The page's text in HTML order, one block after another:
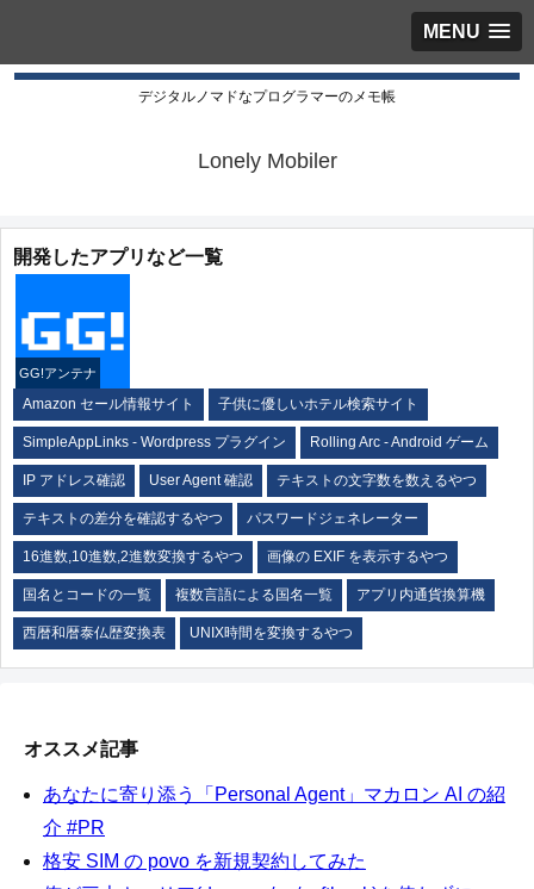
MENU
デジタルノマドなプログラマーのメモ帳
Lonely Mobiler
開発したアプリなど一覧
GG!アンテナ
Amazon セール情報サイト 子供に優しいホテル検索サイト
SimpleAppLinks - Wordpress プラグイン Rolling Arc - Android ゲーム
IP アドレス確認 User Agent 確認 テキストの文字数を数えるやつ
テキストの差分を確認するやつ パスワードジェネレーター
16進数,10進数,2進数変換するやつ 画像の EXIF を表示するやつ
国名とコードの一覧 複数言語による国名一覧 アプリ内通貨換算機
西暦和暦泰仏歴変換表 UNIX時間を変換するやつ
オススメ記事
あなたに寄り添う「Personal Agent」マカロン AI の紹
介 #PR
格安 SIM の povo を新規契約してみた